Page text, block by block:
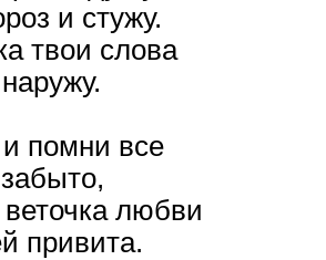
и стужу.
твои слова
помни все
любви
привита.